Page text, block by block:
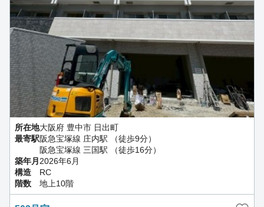
所在地大阪府 豊中市 日出町
最寄駅阪急宝塚線 庄内駅 （徒歩9分）
阪急宝塚線 三国駅 （徒歩16分）
築年月 2026年6月
構造
RC
階数
地上10階